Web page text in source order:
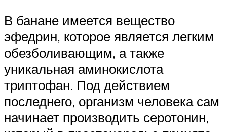
В банане имеется вещество
эфедрин, которое является легким
обезболивающим, а также
уникальная аминокислота
триптофан. Под действием
последнего, организм человека сам
начинает производить серотонин,